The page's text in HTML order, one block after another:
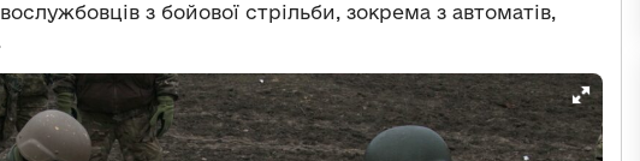
з бойової стрільби, зокрема з автоматів,